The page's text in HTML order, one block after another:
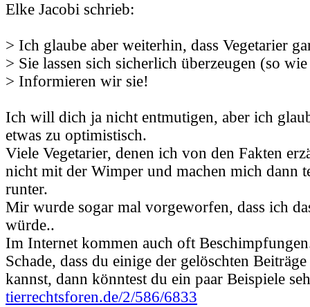
Elke Jacobi schrieb:
> Ich glaube aber weiterhin, dass Vegetarier
> Sie lassen sich sicherlich überzeugen (so
> Informieren wir sie!
Ich will dich ja nicht entmutigen, aber ich
etwas zu optimistisch.
Viele Vegetarier, denen ich von den Fakten
nicht mit der Wimper und machen mich dann
runter.
Mir wurde sogar mal vorgeworfen, dass ich
würde..
Im Internet kommen auch oft
Schade, dass du einige der gelöschten
kannst, dann könntest du ein paar Beispiele
tierrechtsforen.de/2/586/6833